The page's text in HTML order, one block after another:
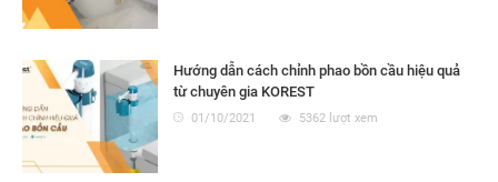
Hướng dẫn cách chỉnh phao bồn cầu hiệu quả
từ chuyên gia KOREST
01/10/2021 5362 lượt xem